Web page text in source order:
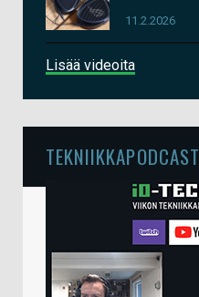
11.2.2026
Lisää videoita
TEKNIIKKAPODCAST